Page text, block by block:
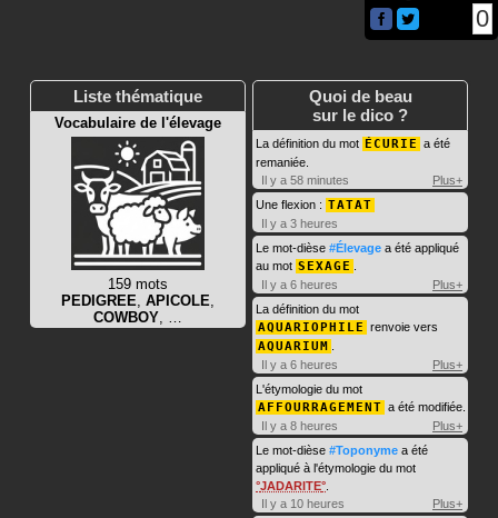
0
Liste thématique
Vocabulaire de l'élevage
159 mots
PEDIGREE APICOLE
COWBOY
Quoi de beau
sur le dico ?
La définition du mot ÉCURIE a été
remaniée.
Il y a 58 minutes
Plus+
Une flexion : TATAT
Il y a 3 heures
Le mot-dièse #Élevage a été appliqué
au mot SEXAGE
Il y a 6 heures
Plus+
La définition du mot
AQUARIOPHILE renvoie vers
AQUARIUM
Il y a 6 heures
Plus+
L'étymologie du mot
AFFOURRAGEMENT a été modifiée.
Il y a 8 heures
Plus+
Le mot-dièse #Toponyme a été
appliqué à l'étymologie du mot
JADARITE
Il y a 10 heures
Plus+